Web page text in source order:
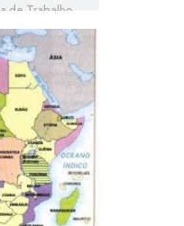
de Trabalho
e declínio da
Ano
Jogo
declínio